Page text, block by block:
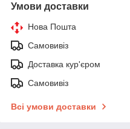
Умови доставки
Нова Пошта
Самовивіз
Доставка кур'єром
Самовивіз
Всі умови доставки